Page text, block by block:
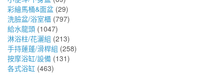
彩繪馬桶&面盆 (29)
洗臉盆/浴室櫃 (797)
給水龍頭 (1047)
淋浴柱/花灑組 (213)
手持蓮蓬/滑桿組 (258)
按摩浴缸/設備 (131)
各式浴缸 (463)